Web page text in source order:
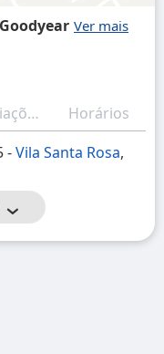
Avaliações
Horários
-Vila Santa Rosa,